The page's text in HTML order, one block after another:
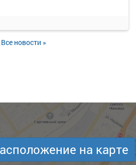
Все новости »
на карте